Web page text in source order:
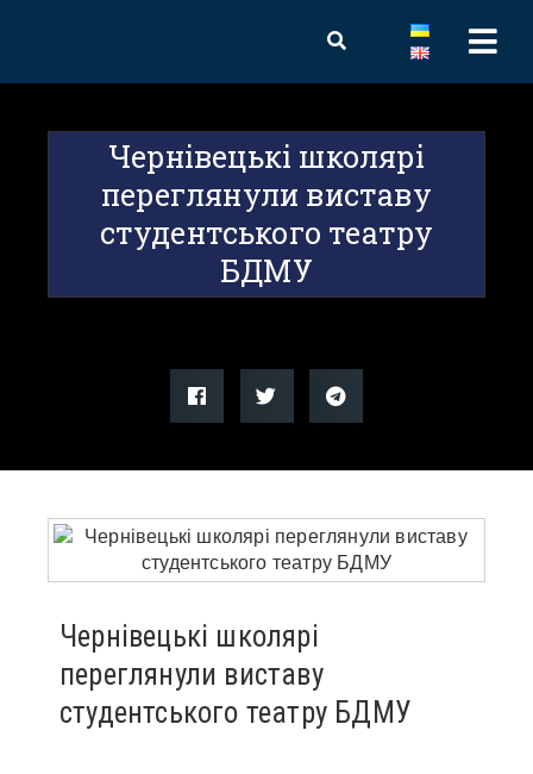
Чернівецькі школярі
переглянули виставу
студентського театру
БДМУ
Чернівецькі школярі
переглянули виставу
студентського театру БДМУ